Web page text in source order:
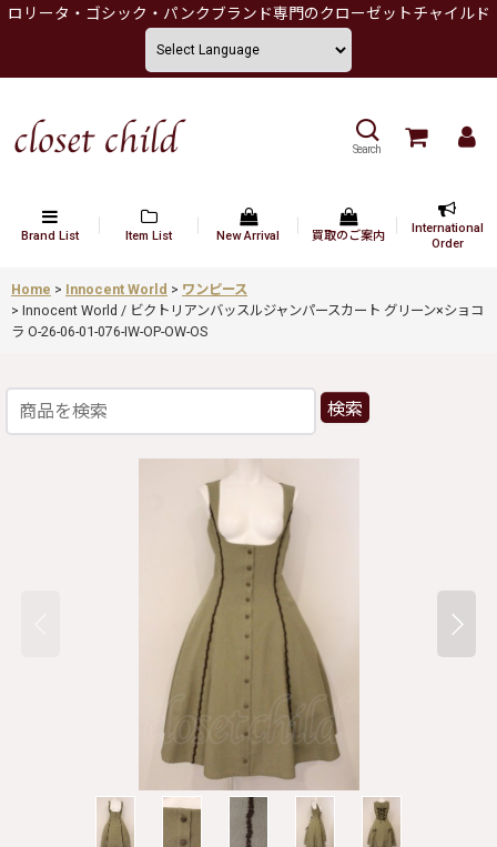
ロリータ・ゴシック・パンクブランド専門のクローゼットチャイルド
Search
Brand List Item List New Arrival 買取のご案内
International
Order
Home > Innocent World > ワンピース
> Innocent World / ビクトリアンバッスルジャンパースカート グリーン×ショコ
ラ O-26-06-01-076-IW-OP-OW-OS
検索